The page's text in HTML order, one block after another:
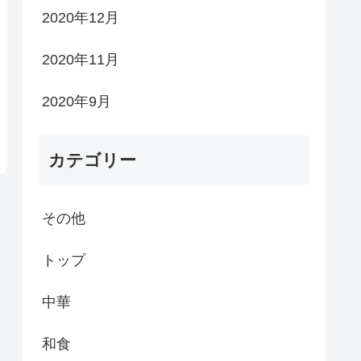
2020年12月
2020年11月
2020年9月
カテゴリー
その他
トップ
中華
和食